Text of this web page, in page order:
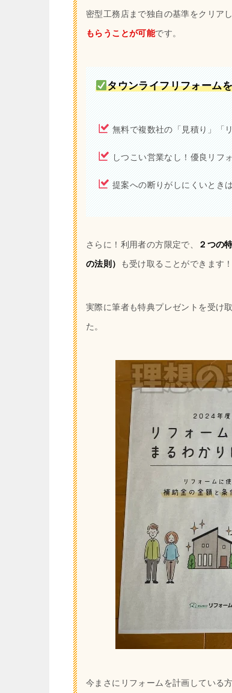
密型工務店まで独自の基準をクリア
もらうことが可能です。
タウンライフリフォーム
無料で複数社の「見積り」「
しつこい営業なし！優良リフ
提案への断りがしにくいとき
さらに！利用者の方限定で、
２つの
の法則）
も受け取ることができます！
実際に筆者も特典プレゼントを受け
た。
今まさにリフォームを計画している